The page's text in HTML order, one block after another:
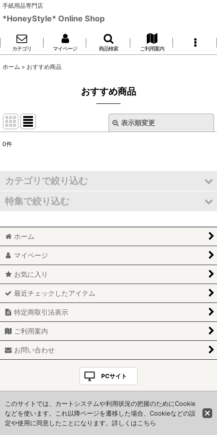
手紙用品専門店
*HoneyStyle* Online Shop
カテゴリ マイページ 商品検索 ご利用案内
ホーム > おすすめ商品
おすすめ商品
表示順変更
並び順:
0件
カテゴリで絞り込む
オリジナルフレーム切手
箔押しレターセット
箔押し加工のminiレターセット
半透明便せん
memo便せん5枚セット【両面印刷】
半透明封筒 (トレーシングペーパー柄付き洋形2号)
箔押し封筒/多色印刷封筒
箔押し加工トレーシングシール
スタンプ(はんこ)
特集で絞り込む
＊紫＊
＊白＊
＊モノクロ＊
＊グレー&シルバー＊
＊ピンク＊
＊グリーン＊
＊ダークブラウン＊
さくら便り
ホーム
マイページ
お気に入り
最近チェックしたアイテム
特定商取引法表示
ご利用案内
お問い合わせ
PCサイト
Copyright(C)＊HoneyStyle＊. All Rights Reserved.
当サイトに掲載の全てのコンテンツは著作権法で保護されています
Powered byおちゃのこネット ネットショップ作成サービス
このサイトでは、カートシステムや利用状況の把握のためにCookie
などを使います。これ以降ページを遷移した場合、Cookieなどの設
定や使用に同意したことになります。詳しくはこちら